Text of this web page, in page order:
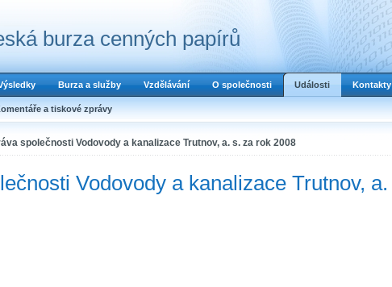
burza cenných papírů
Burza a služby Vzdělávání O společnosti Události Kontakty
a tiskové zprávy
společnosti Vodovody a kanalizace Trutnov, a. s. za rok 2008
Vodovody a kanalizace Trutnov, a.